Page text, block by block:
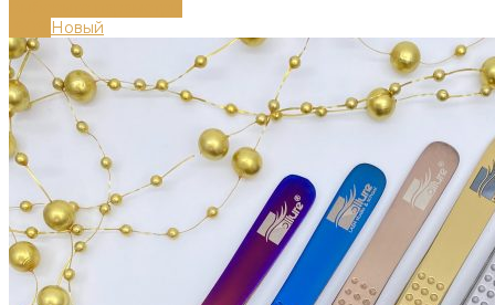
Новый